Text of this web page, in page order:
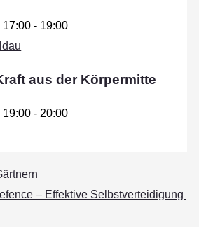
17:00 - 19:00
aus der Körpermitte
19:00 - 20:00
– Effektive Selbstverteidigung